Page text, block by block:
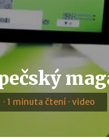
· 1 minuta čtení · video